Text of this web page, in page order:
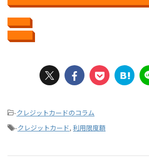
-クレジットカードのコラム
-クレジットカード, 利用限度額